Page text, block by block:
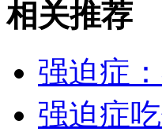
相关推荐
强迫症
强迫症